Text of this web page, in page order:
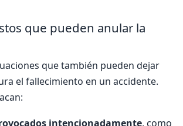
que pueden anular la
que también pueden dejar
el fallecimiento en un accidente.
intencionadamente, como